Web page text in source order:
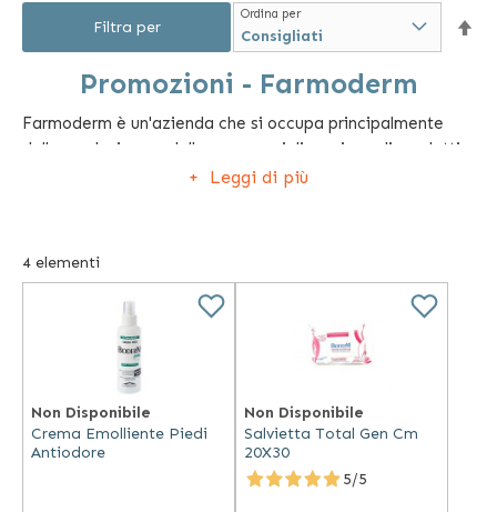
Promozioni - Farmoderm
Farmoderm è un'azienda che si occupa principalmente
della produzione e della commercializzazione di prodotti
per l'igiene e per il benessere. Fra i prodotti
Leggi di più
4 elementi
Ordina per
Non Disponibile
Crema Emolliente Piedi
Antiodore
Non Disponibile
Salvietta Total Gen Cm
20X30
5/5
Filtra per